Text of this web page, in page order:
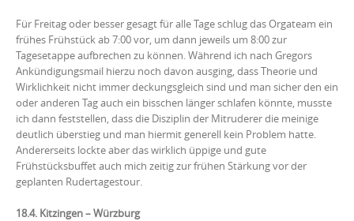
Für Freitag oder besser gesagt für alle Tage schlug das Orgateam ein
frühes Frühstück ab 7:00 vor, um dann jeweils um 8:00 zur
Tagesetappe aufbrechen zu können. Während ich nach Gregors
Ankündigungsmail hierzu noch davon ausging, dass Theorie und
Wirklichkeit nicht immer deckungsgleich sind und man sicher den ein
oder anderen Tag auch ein bisschen länger schlafen könnte, musste
ich dann feststellen, dass die Disziplin der Mitruderer die meinige
deutlich überstieg und man hiermit generell kein Problem hatte.
Andererseits lockte aber das wirklich üppige und gute
Frühstücksbuffet auch mich zeitig zur frühen Stärkung vor der
geplanten Rudertagestour.
18.4. Kitzingen – Würzburg